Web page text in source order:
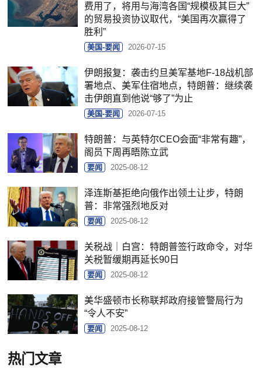
费用了，将用与海湾各国“规模极其巨大”
的贸易投资协议取代，“美国再次赢得了
胜利”
美国-要闻 2026-07-15
伊朗报复：袭击约旦美军基地F-18战机部
署地点、美军住宿地点，特朗普：继续袭
击伊朗直到他说“够了”为止
美国-要闻 2026-07-15
特朗普：与英特尔CEO会面“非常有趣”，
阁员下周再晤陈立武
要闻 2025-08-12
泽连斯基拒绝向俄作出领土让步，特朗
普：非常强烈地反对
要闻 2025-08-12
关税战｜白宫：特朗普签行政命令，对华
关税暂缓期再延长90日
要闻 2025-08-12
美华盛顿市长称联邦政府接管警局行为
“令人不安”
要闻 2025-08-12
热门文章